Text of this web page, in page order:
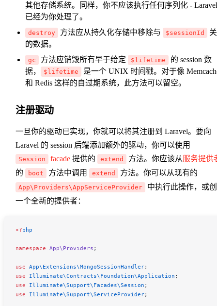
其他存储系统。同样，你不应该执行任何序列化 - Laravel
已经为你处理了。
destroy 方法应从持久化存储中移除与 $sessionId
的数据。
gc 方法应销毁所有早于给定 $lifetime
的 session 数
据，
$lifetime
是一个 UNIX 时间戳。对于像
和 Redis 这样的自过期系统，此方法可以留空。
注册驱动
一旦你的驱动已实现，你就可以将其注册到 Laravel。要向
Laravel 的 session 后端添加额外的驱动，你可以使用
Session facade 提供的 extend 方法。你应该从服务提供
的
boot 方法中调用 extend 方法。你可以从现有的
App\Providers\AppServiceProvider
中执行此操作，或
一个全新的提供者：
<?php
namespace App\Providers ;
use App\Extensions\MongoSessionHandler;
use Illuminate\Contracts\Foundation\Application ;
use Illuminate\Support\Facades\Session ;
use Illuminate\Support\ServiceProvider;